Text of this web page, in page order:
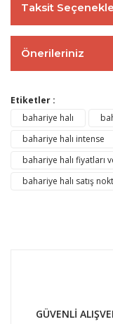
Taksit
Önerileriniz
Etiketler :
bahariye halı
bahariye halı intense
bahariye halı fiyatları
bahariye halı satış
GÜVENLİ